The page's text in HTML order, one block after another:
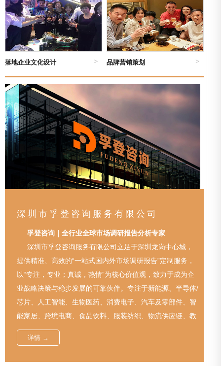
落地企业文化设计 品牌营销策划
深圳市孚登咨询服务有限公司
孚登咨询｜全行业全球市场调研报告分析专家
深圳市孚登咨询服务有限公司立足于深圳龙岗中心城，
提供精准、高效的“一站式国内外市场调研报告”定制服务，
以“专注，专业；真诚，热情”为核心价值观，致力于成为企
业战略决策与稳步发展的可靠伙伴。专注于新能源、半导体/
芯片、人工智能、生物医药、消费电子、汽车及零部件、智
能家居、跨境电商、食品饮料、服装纺织、物流供应链、教
育培训、文旅康养、工业制造、环保节能、金融科技、医疗
器械、宠物经济、美妆个护、元宇宙数字、文创产品等各大
详情 →